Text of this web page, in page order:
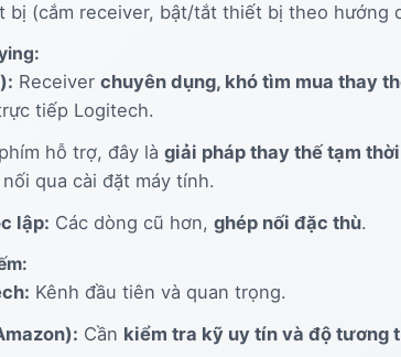
bị (cắm receiver, bật/tắt thiết bị theo hướng
Receiver chuyên dụng, khó tìm mua thay
tiếp Logitech.
hỗ trợ, đây là giải pháp thay thế tạm
qua cài đặt máy tính.
lập: Các dòng cũ hơn, ghép nối đặc thù.
Kênh đầu tiên và quan trọng.
Cần kiểm tra kỹ uy tín và độ tương